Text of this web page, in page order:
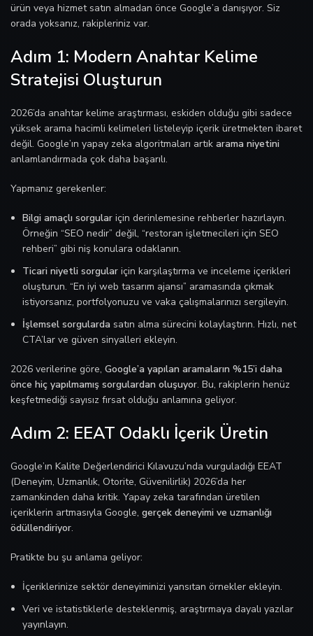
ürün veya hizmet satın almadan önce Google’a danışıyor. Siz
orada yoksanız, rakipleriniz var.
Adım 1: Modern Anahtar Kelime
Stratejisi Oluşturun
2026’da anahtar kelime araştırması, eskiden olduğu gibi sadece
yüksek arama hacimli kelimeleri listeleyip içerik üretmekten ibaret
değil. Google’ın yapay zeka algoritmaları artık arama niyetini
anlamlandırmada çok daha başarılı.
Yapmanız gerekenler:
Bilgi amaçlı sorgular için derinlemesine rehberler hazırlayın.
Örneğin “SEO nedir” değil, “restoran işletmecileri için SEO
rehberi” gibi niş konulara odaklanın.
Ticari niyetli sorgular için karşılaştırma ve inceleme içerikleri
oluşturun. “En iyi web tasarım ajansı” aramasında çıkmak
istiyorsanız, portfolyonuzu ve vaka çalışmalarınızı sergileyin.
İşlemsel sorgularda satın alma sürecini kolaylaştırın. Hızlı, net
CTA’lar ve güven sinyalleri ekleyin.
2026 verilerine göre, Google’a yapılan aramaların %15’i daha
önce hiç yapılmamış sorgulardan oluşuyor. Bu, rakiplerin henüz
keşfetmediği sayısız fırsat olduğu anlamına geliyor.
Adım 2: EEAT Odaklı İçerik Üretin
Google’ın Kalite Değerlendirici Kılavuzu’nda vurguladığı EEAT
(Deneyim, Uzmanlık, Otorite, Güvenilirlik) 2026’da her
zamankinden daha kritik. Yapay zeka tarafından üretilen
içeriklerin artmasıyla Google, gerçek deneyimi ve uzmanlığı
ödüllendiriyor.
Pratikte bu şu anlama geliyor:
İçeriklerinize sektör deneyiminizi yansıtan örnekler ekleyin.
Veri ve istatistiklerle desteklenmiş, araştırmaya dayalı yazılar
yayınlayın.